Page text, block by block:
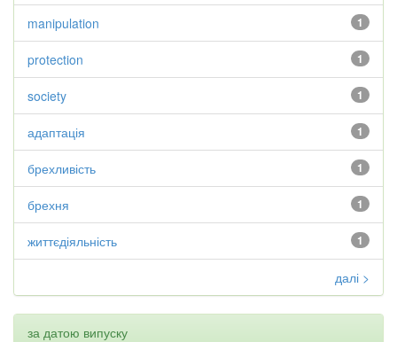
1
manipulation
1
protection
1
society
1
адаптація
1
брехливість
1
брехня
1
життєдіяльність
далі >
за датою випуску